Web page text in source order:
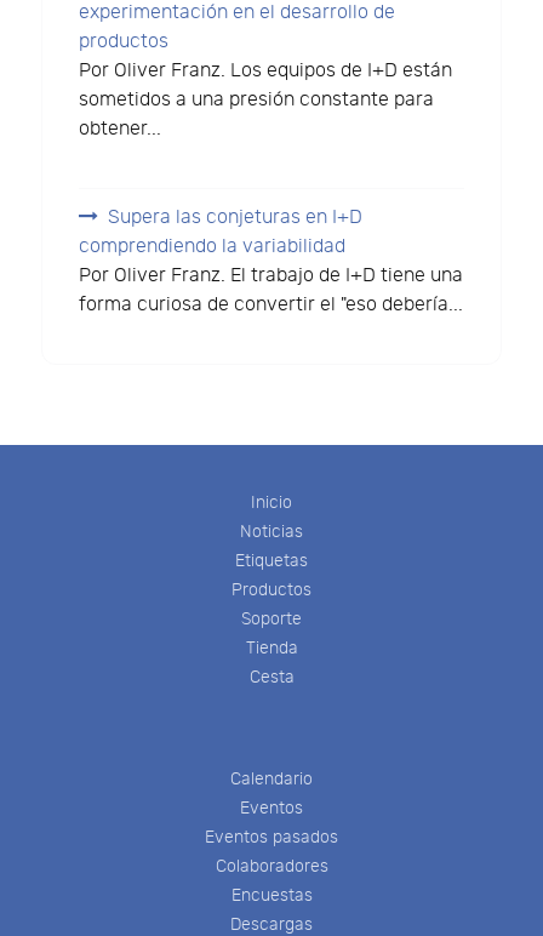
experimentación en el desarrollo de
productos
Por Oliver Franz. Los equipos de I+D están
sometidos a una presión constante para
obtener...
Supera las conjeturas en I+D
comprendiendo la variabilidad
Por Oliver Franz. El trabajo de I+D tiene una
forma curiosa de convertir el "eso debería...
Inicio
Noticias
Etiquetas
Productos
Soporte
Tienda
Cesta
Calendario
Eventos
Eventos pasados
Colaboradores
Encuestas
Descargas